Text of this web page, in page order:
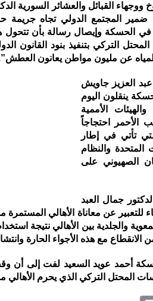
القبائل والعشائر السورية
ضمير المجتمع الدولي تجاه جريمة
في الحسكة وإيصال رسالة بأن
التركي بتنفيذ بنود القانون
عن مليون مواطن يعانون
العزيز جاويش
ينقلون اليوم
الأممية
الأحمر احتجاجاً
تأتي في إطار
المتحدة والنظام
الصهيوني على
جمال العبد
للتعبير عن معاناة الأهالي
والجلدية بين الأهالي نتيجة
الانقطاع مع هذه الأجواء الحارة
أحمد عويد السعيد لفت إلى أن
المحتل التركي الذي يحرم الأهالي